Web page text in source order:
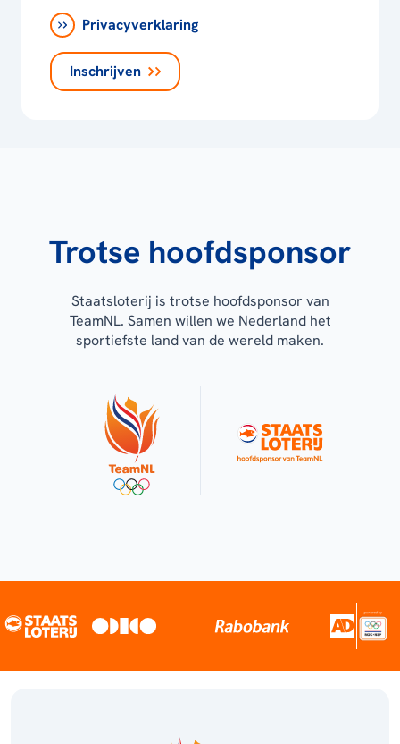
Privacyverklaring
Inschrijven
Trotse hoofdsponsor
Staatsloterij is trotse hoofdsponsor van
TeamNL. Samen willen we Nederland het
sportiefste land van de wereld maken.